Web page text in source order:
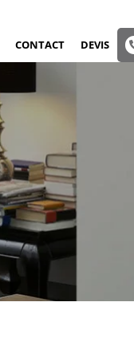
CONTACT DEVIS